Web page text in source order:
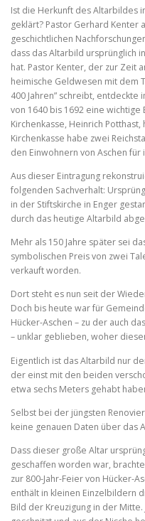
Ist die Herkunft des Altarbildes
geklärt? Pastor Gerhard Kenter
geschichtlichen
dass das Altarbild ursprünglich
hat. Pastor Kenter, der zur Zeit
heimische Geldwesen mit dem
400 Jahren” schreibt, entdeckte
von 1640 bis 1692 eine
Kirchenkasse, Heinrich
Kirchenkasse habe zwei
den Einwohnern von Aschen
Aus dieser Eintragung
folgenden Sachverhalt:
in der Stiftskirche in Enger
durch das heutige Altarbild
Mehr als 150 Jahre später sei
symbolischen Preis von zwei
verkauft worden.
Dort steht es nun seit der
Doch bis heute war für
Hücker-Aschen – zu der auch
– unklar geblieben, woher
Eigentlich ist das Altarbild nur
der einst mit den beiden
etwa sechs Meters gehabt
Selbst bei der jüngsten
keine genauen Daten über das
Dass dieser große Altar
geschaffen worden war,
zur 800-Jahr-Feier von Hücker-
enthält in kleinen Einzelbildern
Bild der Kreuzigung in der Mitte.